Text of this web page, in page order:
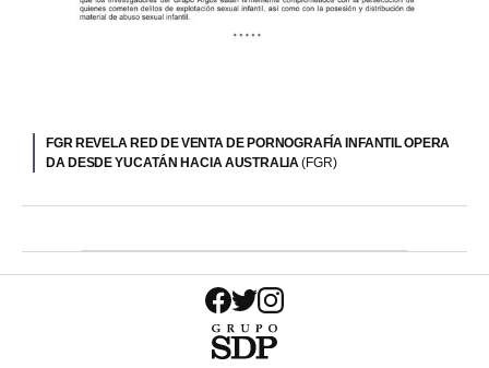
FGR REVELA RED DE VENTA DE PORNOGRAFÍA INFANTIL OPERA
DA DESDE YUCATÁN HACIA AUSTRALIA(FGR)